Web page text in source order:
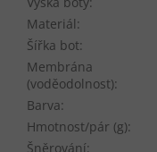
Materiál:
Šířka bot:
Membrána
(voděodolnost):
Barva:
Hmotnost/pár (g):
Šněrování: